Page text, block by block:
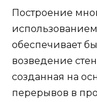
Построение
обеспечивает
возведение
созданная на
перерывов в